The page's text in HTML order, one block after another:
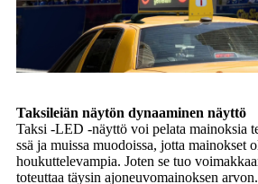
Taksileiän näytön dynaaminen näyttö
Taksi -LED -näyttö voi pelata mainoksia
ssä ja muissa muodoissa, jotta mainokset
houkuttelevampia. Joten se tuo
toteuttaa täysin ajoneuvomainoksen arvon.